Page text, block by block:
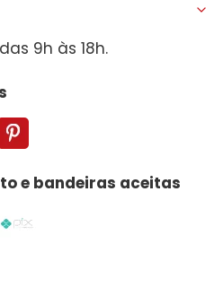
9h às 18h.
e bandeiras aceitas